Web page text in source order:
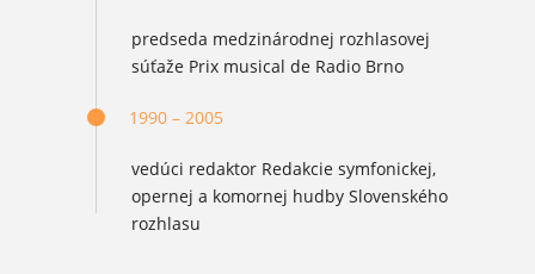
predseda medzinárodnej rozhlasovej
súťaže Prix musical de Radio Brno
1990 – 2005
vedúci redaktor Redakcie symfonickej,
opernej a komornej hudby Slovenského
rozhlasu